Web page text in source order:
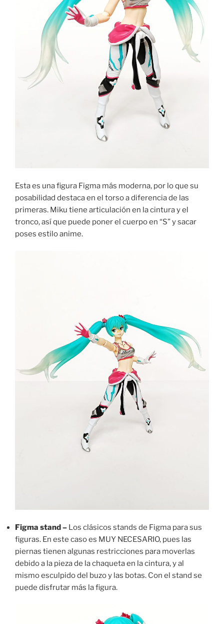
Esta es una figura Figma más moderna, por lo que su
posabilidad destaca en el torso a diferencia de las
primeras. Miku tiene articulación en la cintura y el
tronco, así que puede poner el cuerpo en “S” y sacar
poses estilo anime.
Figma stand – Los clásicos stands de Figma para sus
figuras. En este caso es MUY NECESARIO, pues las
piernas tienen algunas restricciones para moverlas
debido a la pieza de la chaqueta en la cintura, y al
mismo esculpido del buzo y las botas. Con el stand se
puede disfrutar más la figura.